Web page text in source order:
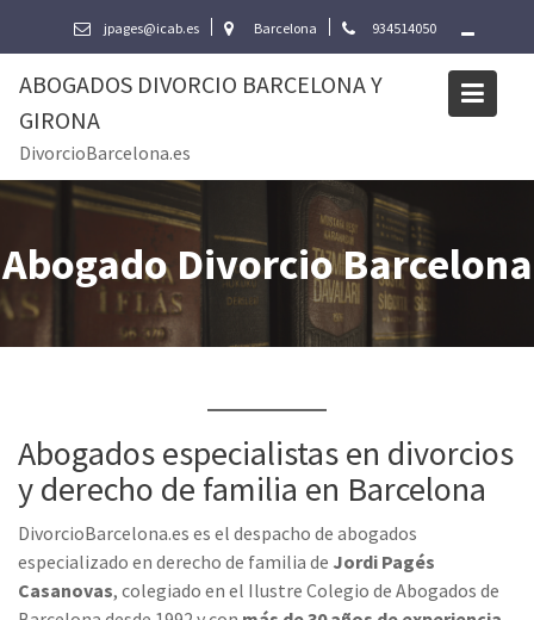
jpages@icab.es Barcelona 934514050
ABOGADOS DIVORCIO BARCELONA Y
GIRONA
DivorcioBarcelona.es
Abogado Divorcio Barcelona
Abogados especialistas en divorcios
y derecho de familia en Barcelona
DivorcioBarcelona.es es el despacho de abogados
especializado en derecho de familia de Jordi Pagés
Casanovas, colegiado en el Ilustre Colegio de Abogados de